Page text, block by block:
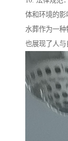
体和环境的影
水葬作为一种
也展现了人与